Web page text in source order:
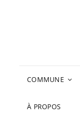
COMMUNE
À PROPOS